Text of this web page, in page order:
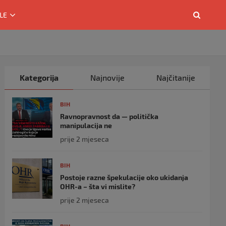
Kategorija Najnovije Najčitanije
BIH
Ravnopravnost da — politička
manipulacija ne
prije 2 mjeseca
BIH
Postoje razne špekulacije oko ukidanja
OHR-a – šta vi mislite?
prije 2 mjeseca